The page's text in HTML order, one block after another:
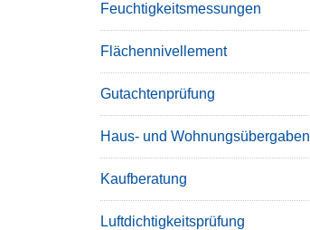
Feuchtigkeitsmessungen
Flächennivellement
Gutachtenprüfung
Haus- und Wohnungsübergaben
Kaufberatung
Luftdichtigkeitsprüfung